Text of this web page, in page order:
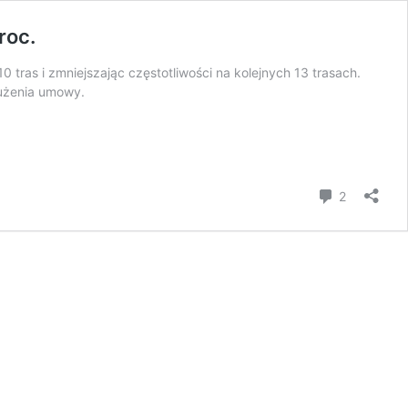
tras i zmniejszając częstotliwości na kolejnych 13 trasach.
umowy.
2